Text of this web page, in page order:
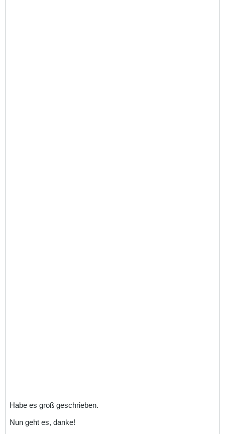
Habe es groß geschrieben.
Nun geht es, danke!